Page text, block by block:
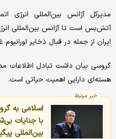
مدیرکل آژانس بین‌المللی انرژی
آتش‌بس است تا آژانس بین‌المللی
ایران از جمله در قبال ذخایر
گروسی بیان داشت تبادل اطلاعات
هسته‌ای دارایی اهمیت حیاتی است.
خبر مرتبط
اسلامی به
با جنایات
بین‌المللی